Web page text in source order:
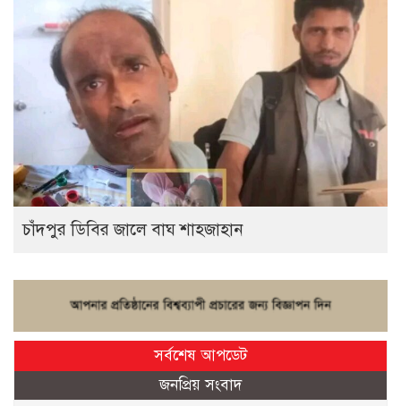
চাঁদপুর ডিবির জালে বাঘ শাহজাহান
সর্বশেষ আপডেট
জনপ্রিয় সংবাদ